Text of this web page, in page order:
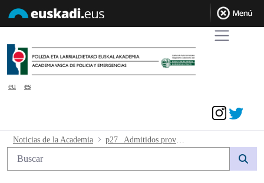
eu
es
p27_ Admitidos provisionales - avpe
Noticias de la Academia
Búsqueda web